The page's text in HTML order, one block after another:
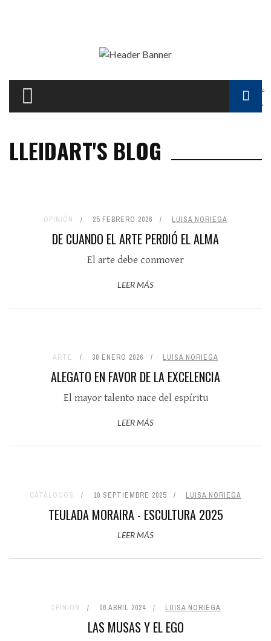
LLEIDART'S BLOG
OPINIÓN 25 FEBRERO 2026 LUISA NORIEGA
DE CUANDO EL ARTE PERDIÓ EL ALMA
El arte debe conmover
LEER MÁS
ARTE 30 ENERO 2026 LUISA NORIEGA
ALEGATO EN FAVOR DE LA EXCELENCIA
El mayor talento nace del espíritu
LEER MÁS
CATÁLOGOS 10 SEPTIEMBRE 2025 LUISA NORIEGA
TEULADA MORAIRA - ESCULTURA 2025
LEER MÁS
OPINIÓN 06 ABRIL 2024 LUISA NORIEGA
LAS MUSAS Y EL EGO